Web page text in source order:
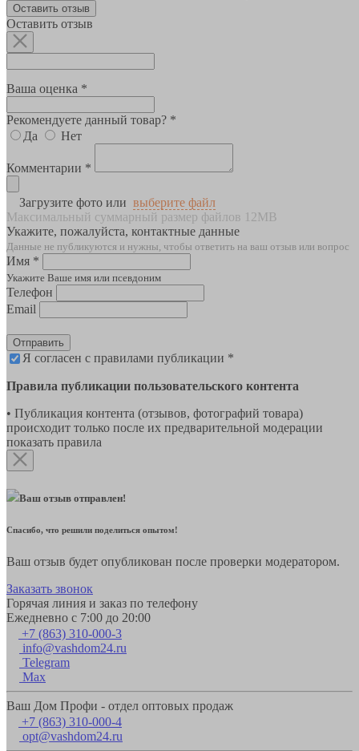
Оставить отзыв
Оставить отзыв
Ваша оценка *
Рекомендуете данный товар? *
Да
Нет
Комментарии *
Загрузите фото или выберите файл
Максимальный суммарный размер файлов 12MB
Укажите, пожалуйста, контактные данные
Данные не публикуются и нужны, чтобы ответить на ваш отзыв или вопрос
Имя *
Укажите Ваше имя или псевдоним
Телефон
Email
Отправить
Я согласен с правилами публикации *
Правила публикации пользовательского контента
• Публикация контента (отзывов, фотографий товара)
происходит только после их предварительной модерации
показать правила
Ваш отзыв отправлен!
Спасибо, что решили поделиться опытом!
Ваш отзыв будет опубликован после проверки модератором.
Заказать звонок
Горячая линия и заказ по телефону
Ежедневно с 7:00 до 20:00
+7 (863) 310-000-3
info@vashdom24.ru
Telegram
Max
Ваш Дом Профи - отдел оптовых продаж
+7 (863) 310-000-4
opt@vashdom24.ru